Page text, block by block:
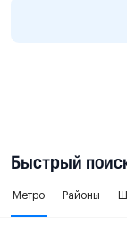
Быстрый
Метро Районы